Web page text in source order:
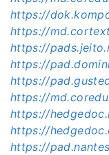
https://
https://
https://
https://
https://
https://
https://
https://
https://